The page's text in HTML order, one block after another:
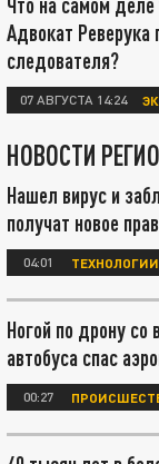
Адвокат Реверука
следователя?
07 АВГУСТА 14:24
НОВОСТИ
Нашел вирус и
получат новое
04:01 ТЕХНОЛОГИИ
Ногой по дрону со
автобуса спас
00:27